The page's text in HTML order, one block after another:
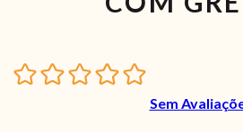
Sem